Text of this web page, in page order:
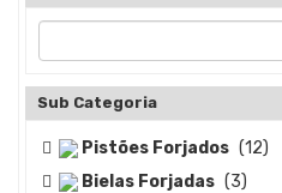
Sub Categoria
Pistões Forjados (12)
Bielas Forjadas (3)